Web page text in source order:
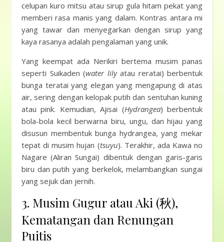
celupan kuro mitsu atau sirup gula hitam pekat yang
memberi rasa manis yang dalam. Kontras antara mi
yang tawar dan menyegarkan dengan sirup yang
kaya rasanya adalah pengalaman yang unik.
Yang keempat ada Nerikiri bertema musim panas
seperti Suikaden (water lilyatau reratai) berbentuk
bunga teratai yang elegan yang mengapung di atas
air, sering dengan kelopak putih dan sentuhan kuning
atau pink. Kemudian, Ajisai (Hydrangea) berbentuk
bola-bola kecil berwarna biru, ungu, dan hijau yang
disusun membentuk bunga hydrangea, yang mekar
tepat di musim hujan (tsuyu). Terakhir, ada Kawa no
Nagare (Aliran Sungai) dibentuk dengan garis-garis
biru dan putih yang berkelok, melambangkan sungai
yang sejuk dan jernih.
3. Musim Gugur atau Aki (秋),
Kematangan dan Renungan
Puitis